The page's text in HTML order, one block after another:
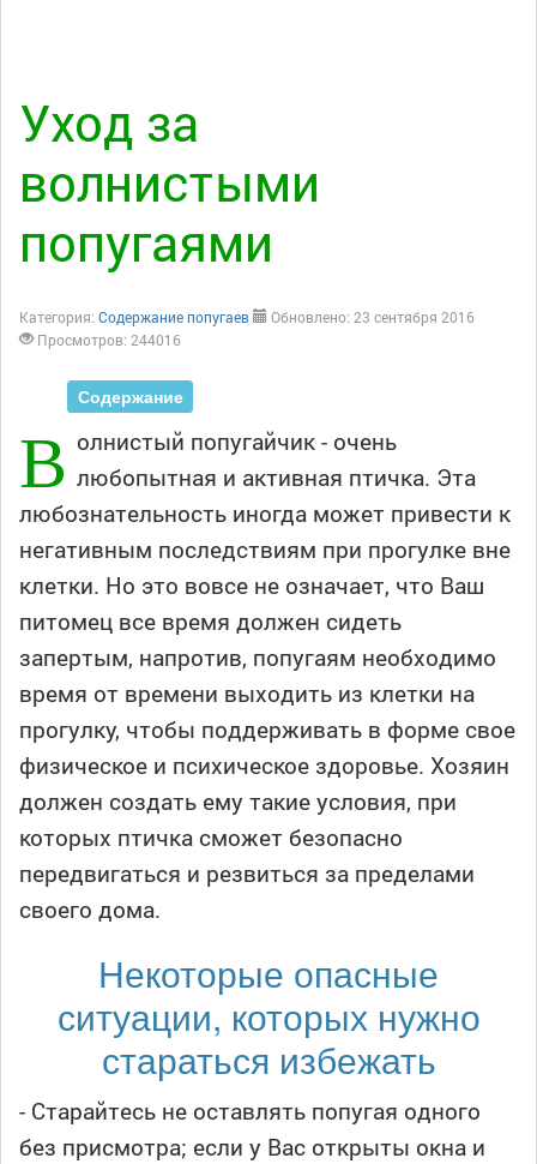
Уход за
волнистыми
попугаями
Категория: Содержание попугаев
Обновлено: 23 сентября 2016
Просмотров: 244016
Содержание
В олнистый попугайчик - очень
любопытная и активная птичка. Эта
любознательность иногда может привести к
негативным последствиям при прогулке вне
клетки. Но это вовсе не означает, что Ваш
питомец все время должен сидеть
запертым, напротив, попугаям необходимо
время от времени выходить из клетки на
прогулку, чтобы поддерживать в форме свое
физическое и психическое здоровье. Хозяин
должен создать ему такие условия, при
которых птичка сможет безопасно
передвигаться и резвиться за пределами
своего дома.
Некоторые опасные
ситуации, которых нужно
стараться избежать
- Старайтесь не оставлять попугая одного
без присмотра; если у Вас открыты окна и